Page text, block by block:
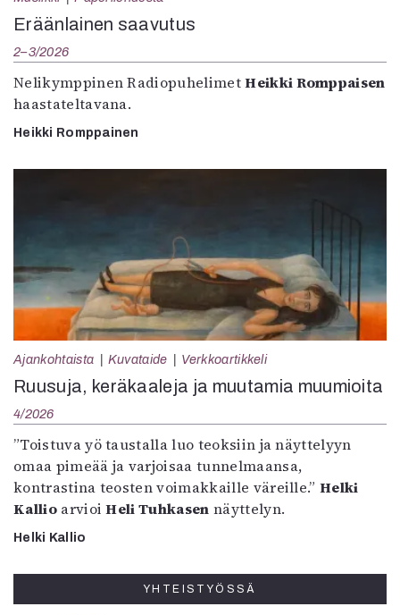
Eräänlainen saavutus
2–3/2026
Nelikymppinen RadiopuhelimetHeikki Romppaisen
haastateltavana.
Heikki Romppainen
Ajankohtaista Kuvataide Verkkoartikkeli
Ruusuja, keräkaaleja ja muutamia muumioita
4/2026
”Toistuva yö taustalla luo teoksiin ja näyttelyyn
omaa pimeää ja varjoisaa tunnelmaansa,
kontrastina teosten voimakkaille väreille.”Helki
KallioarvioiHeli Tuhkasen näyttelyn.
Helki Kallio
YHTEISTYÖSSÄ